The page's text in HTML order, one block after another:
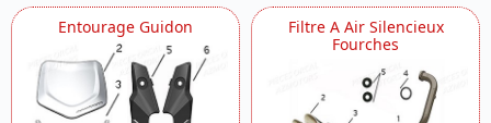
Entourage Guidon
Filtre A Air Silencieux
Fourches